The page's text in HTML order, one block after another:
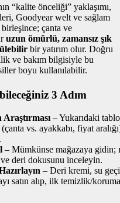
“kalite önceliği” yaklaşımı,
Goodyear welt ve sağlam
birleşince; çanta ve
uzun ömürlü, zamansız şık
bir yatırım olur. Doğru
ve bakım bilgisiyle bu
boyu kullanılabilir.
3 Adım
– Yukarıdaki
(çanta vs. ayakkabı, fiyat
– Mümkünse mağazaya gidin;
deri dokusunu inceleyin.
– Deri kremi, su
satın alıp, ilk temizlik/koruma